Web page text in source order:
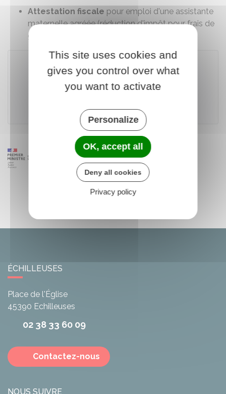
Attestation fiscale pour emploi d'une assistante
maternelle agréée (réduction d'impôt pour frais de
garde).
Accéder au téléservice
Urssaf Caisse nationale (ex-Acoss)
ÉCHILLEUSES
Place de l'Église
45390 Echilleuses
02 38 33 60 09
Contactez-nous
NOUS SUIVRE
This site uses cookies and
gives you control over what
you want to activate
Personalize
OK, accept all
Deny all cookies
Privacy policy